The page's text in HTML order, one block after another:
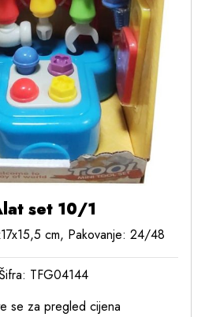
set 10/1
cm, Pakovanje: 24/48
TFG04144
se za pregled cijena